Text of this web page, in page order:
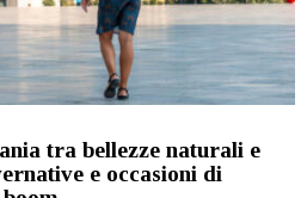
tra bellezze naturali e
e occasioni di